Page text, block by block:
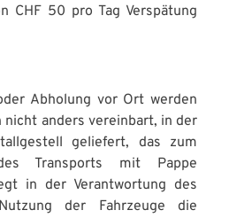
CHF 50 pro Tag Verspätung
Abholung vor Ort werden
nicht anders vereinbart, in der
geliefert, das zum
Transports mit Pappe
in der Verantwortung des
der Fahrzeuge die